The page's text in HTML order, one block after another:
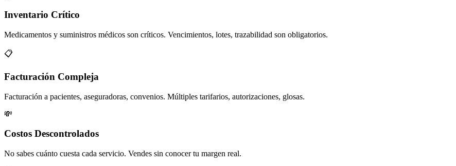
Inventario Crítico
Medicamentos y suministros médicos son críticos. Vencimientos, lotes, trazabilidad son obligatorios.
📋
Facturación Compleja
Facturación a pacientes, aseguradoras, convenios. Múltiples tarifarios, autorizaciones, glosas.
💸
Costos Descontrolados
No sabes cuánto cuesta cada servicio. Vendes sin conocer tu margen real.